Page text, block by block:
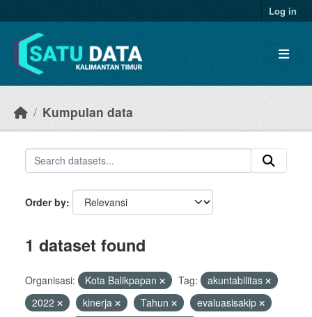
Log in
Kumpulan data
Order by
1 dataset found
Organisasi: Kota Balikpapan Tag:
akuntabilitas
2022
kinerja Tahun
evaluasisakip